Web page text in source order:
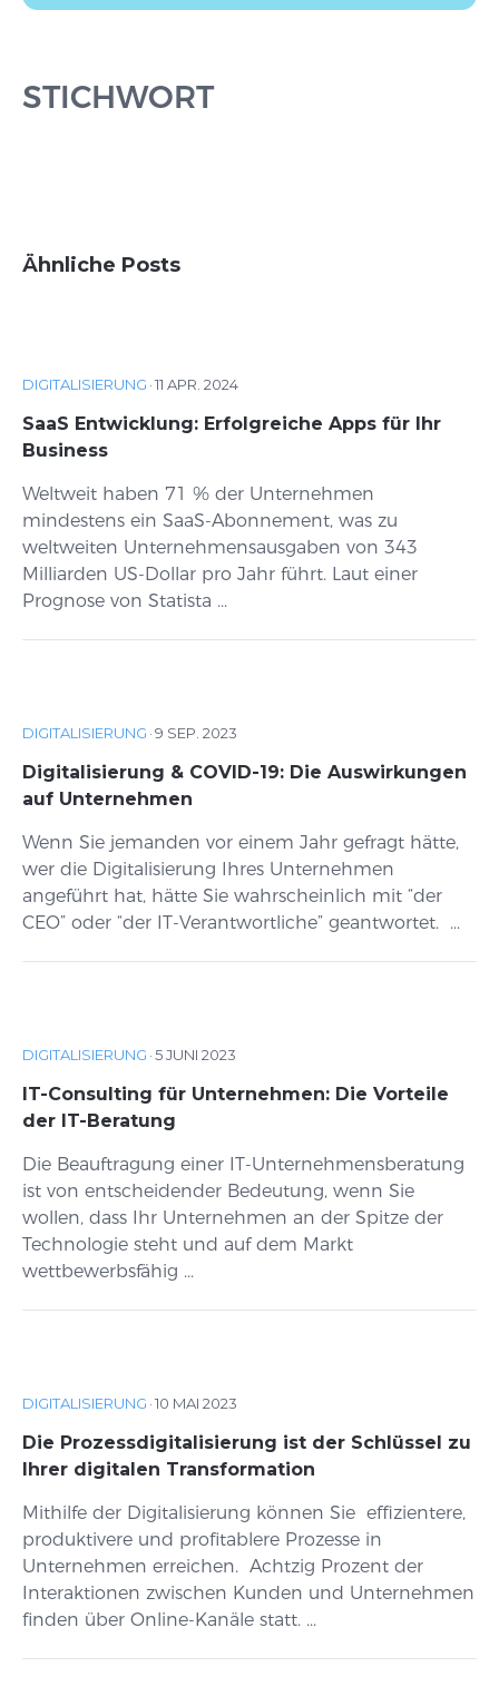
STICHWORT
Ähnliche Posts
DIGITALISIERUNG ·11 APR. 2024
SaaS Entwicklung: Erfolgreiche Apps für Ihr
Business
Weltweit haben 71 % der Unternehmen
mindestens ein SaaS-Abonnement, was zu
weltweiten Unternehmensausgaben von 343
Milliarden US-Dollar pro Jahr führt. Laut einer
Prognose von Statista ...
DIGITALISIERUNG ·9 SEP. 2023
Digitalisierung & COVID-19: Die Auswirkungen
auf Unternehmen
Wenn Sie jemanden vor einem Jahr gefragt hätte,
wer die Digitalisierung Ihres Unternehmen
angeführt hat, hätte Sie wahrscheinlich mit “der
CEO” oder “der IT-Verantwortliche” geantwortet. ...
DIGITALISIERUNG ·5 JUNI 2023
IT-Consulting für Unternehmen: Die Vorteile
der IT-Beratung
Die Beauftragung einer IT-Unternehmensberatung
ist von entscheidender Bedeutung, wenn Sie
wollen, dass Ihr Unternehmen an der Spitze der
Technologie steht und auf dem Markt
wettbewerbsfähig ...
DIGITALISIERUNG ·10 MAI 2023
Die Prozessdigitalisierung ist der Schlüssel zu
Ihrer digitalen Transformation
Mithilfe der Digitalisierung können Sie effizientere,
produktivere und profitablere Prozesse in
Unternehmen erreichen. Achtzig Prozent der
Interaktionen zwischen Kunden und Unternehmen
finden über Online-Kanäle statt. ...